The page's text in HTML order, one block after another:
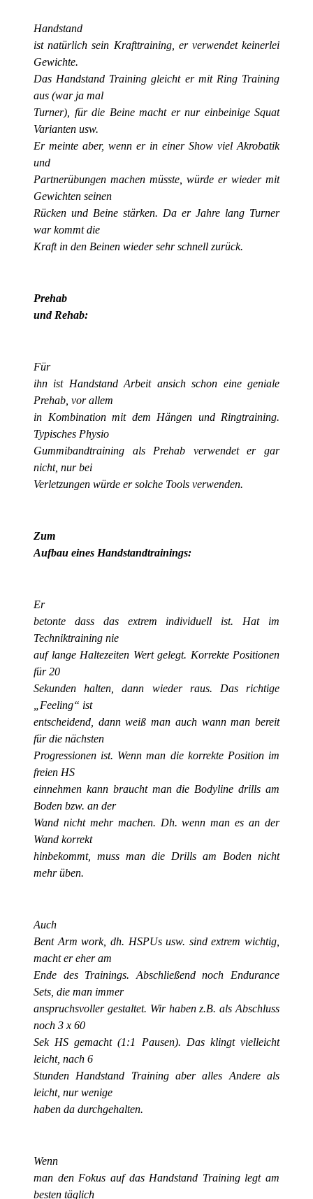
Handstand
ist natürlich sein Krafttraining, er verwendet keinerlei
Gewichte.
Das Handstand Training gleicht er mit Ring Training
aus (war ja mal
Turner), für die Beine macht er nur einbeinige Squat
Varianten usw.
Er meinte aber, wenn er in einer Show viel Akrobatik
und
Partnerübungen machen müsste, würde er wieder mit
Gewichten seinen
Rücken und Beine stärken. Da er Jahre lang Turner
war kommt die
Kraft in den Beinen wieder sehr schnell zurück.
Prehab
und Rehab:
Für
ihn ist Handstand Arbeit ansich schon eine geniale
Prehab, vor allem
in Kombination mit dem Hängen und Ringtraining.
Typisches Physio
Gummibandtraining als Prehab verwendet er gar
nicht, nur bei
Verletzungen würde er solche Tools verwenden.
Zum
Aufbau eines Handstandtrainings:
Er
betonte dass das extrem individuell ist. Hat im
Techniktraining nie
auf lange Haltezeiten Wert gelegt. Korrekte Positionen
für 20
Sekunden halten, dann wieder raus. Das richtige
„Feeling“ ist
entscheidend, dann weiß man auch wann man bereit
für die nächsten
Progressionen ist. Wenn man die korrekte Position im
freien HS
einnehmen kann braucht man die Bodyline drills am
Boden bzw. an der
Wand nicht mehr machen. Dh. wenn man es an der
Wand korrekt
hinbekommt, muss man die Drills am Boden nicht
mehr üben.
Auch
Bent Arm work, dh. HSPUs usw. sind extrem wichtig,
macht er eher am
Ende des Trainings. Abschließend noch Endurance
Sets, die man immer
anspruchsvoller gestaltet. Wir haben z.B. als Abschluss
noch 3 x 60
Sek HS gemacht (1:1 Pausen). Das klingt vielleicht
leicht, nach 6
Stunden Handstand Training aber alles Andere als
leicht, nur wenige
haben da durchgehalten.
Wenn
man den Fokus auf das Handstand Training legt am
besten täglich